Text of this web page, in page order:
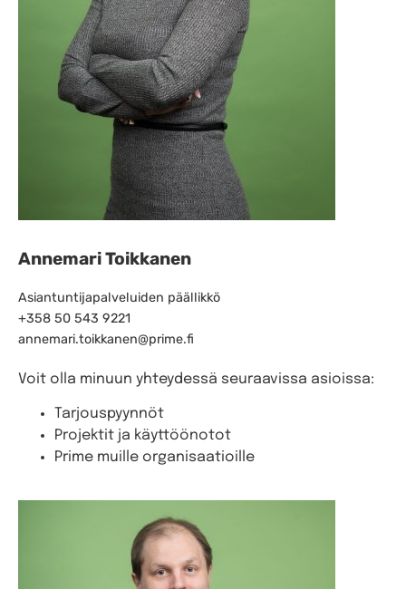
Annemari Toikkanen
Asiantuntijapalveluiden päällikkö
+358 50 543 9221
annemari.toikkanen@prime.fi
Voit olla minuun yhteydessä seuraavissa asioissa:
Tarjouspyynnöt
Projektit ja käyttöönotot
Prime muille organisaatioille